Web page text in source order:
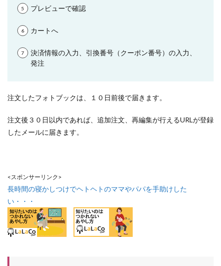
プレビューで確認
カートへ
決済情報の入力、引換番号（クーポン番号）の入力、
発注
注文したフォトブックは、１０日前後で届きます。
注文後３０日以内であれば、追加注文、再編集が行えるURLが登録
したメールに届きます。
<スポンサーリンク>
長時間の寝かしつけでヘトヘトのママやパパを手助けした
い・・・